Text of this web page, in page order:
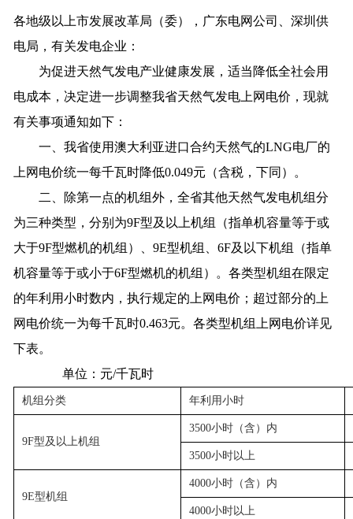
各地级以上市发展改革局（委），广东电网公司、深圳供
电局，有关发电企业：
为促进天然气发电产业健康发展，适当降低全社会用
电成本，决定进一步调整我省天然气发电上网电价，现就
有关事项通知如下：
一、我省使用澳大利亚进口合约天然气的LNG电厂的
上网电价统一每千瓦时降低0.049元（含税，下同）。
二、除第一点的机组外，全省其他天然气发电机组分
为三种类型，分别为9F型及以上机组（指单机容量等于或
大于9F型燃机的机组）、9E型机组、6F及以下机组（指单
机容量等于或小于6F型燃机的机组）。各类型机组在限定
的年利用小时数内，执行规定的上网电价；超过部分的上
网电价统一为每千瓦时0.463元。各类型机组上网电价详见
下表。
单位：元/千瓦时
机组分类 年利用小时
9F型及以上机组
3500小时（含）内
3500小时以上
9E型机组
4000小时（含）内
4000小时以上